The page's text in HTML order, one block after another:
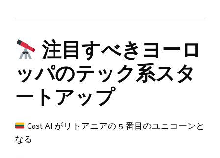
注目すべきヨーロ
ッパのテック系スタ
ートアップ
Cast AI がリトアニアの 5 番目のユニコーンと
なる